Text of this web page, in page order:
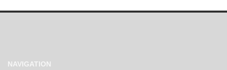
NAVIGATION